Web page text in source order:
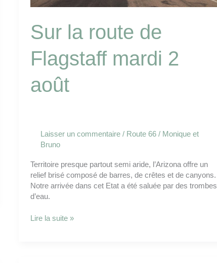
Sur la route de
Flagstaff mardi 2
août
Laisser un commentaire / Route 66/ Monique et
Bruno
Territoire presque partout semi aride, l’Arizona offre un
relief brisé composé de barres, de crêtes et de canyons.
Notre arrivée dans cet Etat a été saluée par des trombes
d’eau.
Lire la suite »